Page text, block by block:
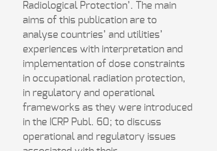
Radiological Protection’. The main
aims of this publication are to
analyse countries’ and utilities’
experiences with interpretation and
implementation of dose constraints
in occupational radiation protection,
in regulatory and operational
frameworks as they were introduced
in the ICRP Publ. 60; to discuss
operational and regulatory issues